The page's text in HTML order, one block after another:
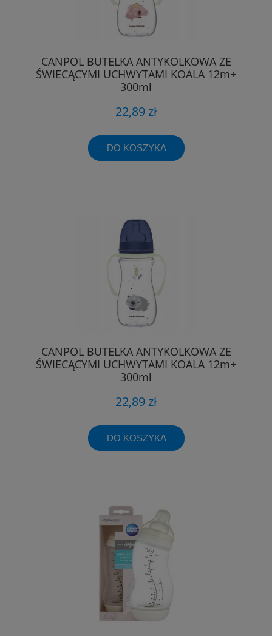
CANPOL BUTELKA ANTYKOLKOWA ZE
ŚWIECĄCYMI UCHWYTAMI KOALA 12m+
300ml
22,89 zł
DO KOSZYKA
CANPOL BUTELKA ANTYKOLKOWA ZE
ŚWIECĄCYMI UCHWYTAMI KOALA 12m+
300ml
22,89 zł
DO KOSZYKA